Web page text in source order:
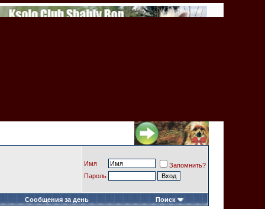
Имя
Запомнить?
Пароль
Сообщения за день Поиск